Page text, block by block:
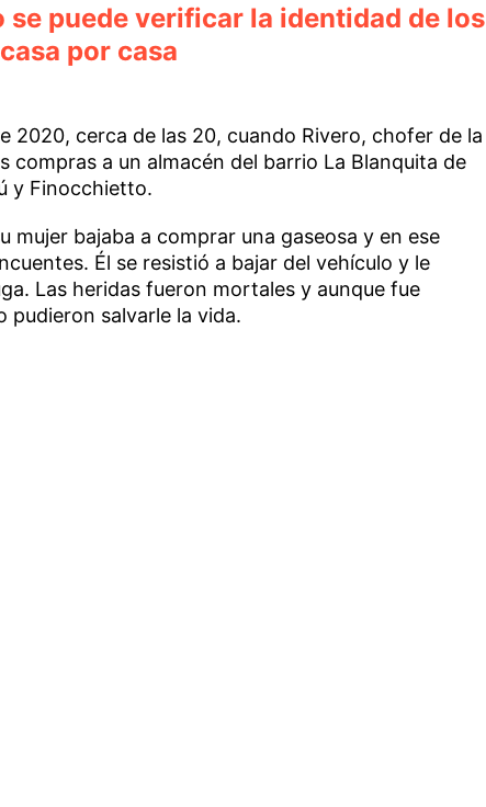
se puede verificar la identidad de los
por casa
2020, cerca de las 20, cuando Rivero, chofer de la
compras a un almacén del barrio La Blanquita de
y Finocchietto.
mujer bajaba a comprar una gaseosa y en ese
Él se resistió a bajar del vehículo y le
Las heridas fueron mortales y aunque fue
pudieron salvarle la vida.